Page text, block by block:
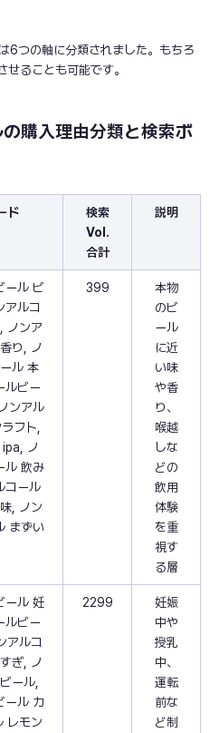
6つの軸に分類されました。もちろ
ることも可能です。
購入理由分類と検索ボ
ド
検索
Vol.
合計
説明
ール ビ
アルコ
ノンア
り, ノ
ル 本
ルビー
ンアル
フト,
ipa, ノ
ル 飲み
コール
, ノン
まずい
399
本物
のビ
ール
に近
い味
や香
り、
喉越
しな
どの
飲用
体験
を重
視す
る層
ール 妊
ルビー
アルコ
ぎ, ノ
ール,
ール カ
レモン
2299
妊娠
中や
授乳
中、
運転
前な
ど制